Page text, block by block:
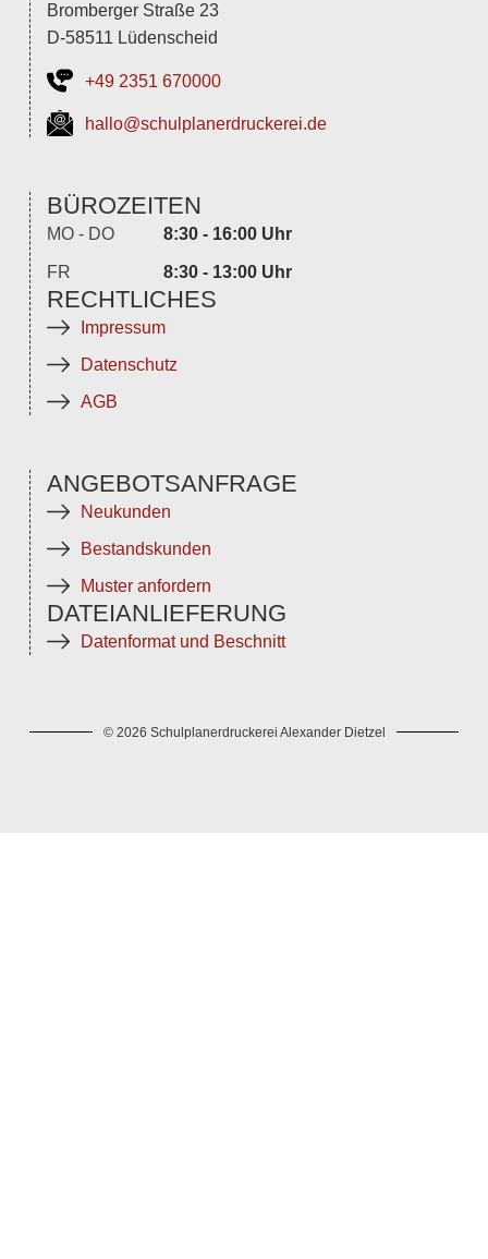
Bromberger Straße 23
D-58511 Lüdenscheid
+49 2351 670000
hallo@schulplanerdruckerei.de
BÜROZEITEN
MO - DO 8:30 - 16:00 Uhr
FR 8:30 - 13:00 Uhr
RECHTLICHES
Impressum
Datenschutz
AGB
ANGEBOTSANFRAGE
Neukunden
Bestandskunden
Muster anfordern
DATEIANLIEFERUNG
Datenformat und Beschnitt
© 2026 Schulplanerdruckerei Alexander Dietzel